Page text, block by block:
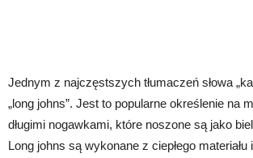
Jednym z najczęstszych tłumaczeń słowa
„long johns”. Jest to popularne określenie na
długimi nogawkami, które noszone są jako
Long johns są wykonane z ciepłego